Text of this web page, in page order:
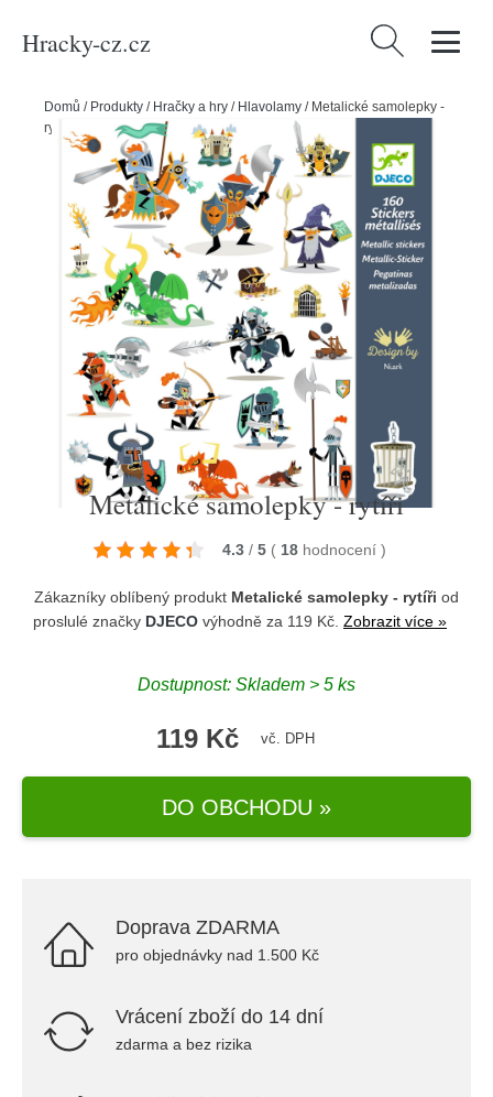
Hracky-cz.cz Vyhledávání
Domů / Produkty / Hračky a hry / Hlavolamy / Metalické samolepky -
rytíři
Metalické samolepky - rytíři
4.3 / 5 ( 18 hodnocení )
Zákazníky oblíbený produkt Metalické samolepky - rytíři od
proslulé značky DJECO výhodně za 119 Kč. Zobrazit více »
Dostupnost: Skladem > 5 ks
119 Kč vč. DPH
DO OBCHODU »
Doprava ZDARMA
pro objednávky nad 1.500 Kč
Vrácení zboží do 14 dní
zdarma a bez rizika